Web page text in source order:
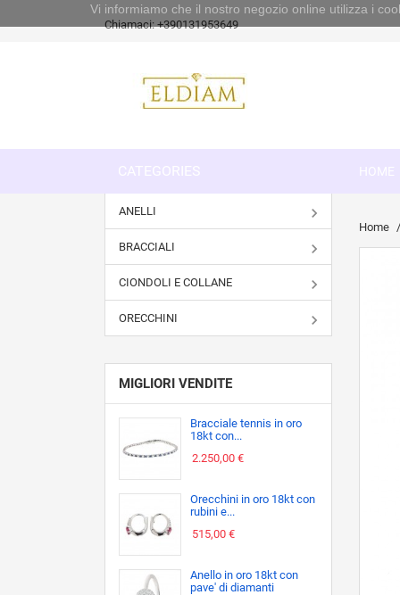
Chiamaci:+390131953649
CATEGORIES HOME
ANELLI
BRACCIALI
CIONDOLI E COLLANE
ORECCHINI
MIGLIORI VENDITE
Bracciale tennis in oro
18kt con...
2.250,00 €
Orecchini in oro 18kt con
rubini e...
515,00 €
Anello in oro 18kt con
pave' di diamanti
Home
Vi informiamo che il nostro negozio online utilizza i